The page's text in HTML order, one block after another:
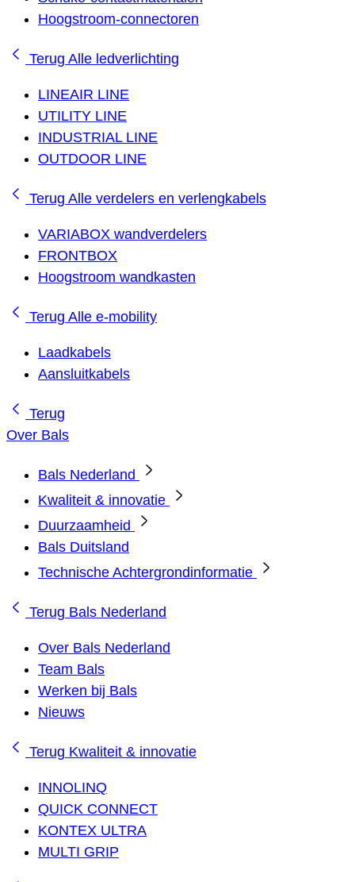
Hoogstroom-connectoren
Terug Alle ledverlichting
LINEAIR LINE
UTILITY LINE
INDUSTRIAL LINE
OUTDOOR LINE
Terug Alle verdelers en verlengkabels
VARIABOX wandverdelers
FRONTBOX
Hoogstroom wandkasten
Terug Alle e-mobility
Laadkabels
Aansluitkabels
Terug
Over Bals
Bals Nederland
Kwaliteit & innovatie
Duurzaamheid
Bals Duitsland
Technische Achtergrondinformatie
Terug Bals Nederland
Over Bals Nederland
Team Bals
Werken bij Bals
Nieuws
Terug Kwaliteit & innovatie
INNOLINQ
QUICK CONNECT
KONTEX ULTRA
MULTI GRIP